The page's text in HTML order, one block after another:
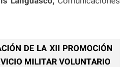
DE LA XII PROMOCIÓN
MILITAR VOLUNTARIO